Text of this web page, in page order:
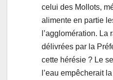
celui des Mollots,
alimente en partie
l’agglomération.
délivrées par la
cette hérésie ? Le
l’eau empêcherait